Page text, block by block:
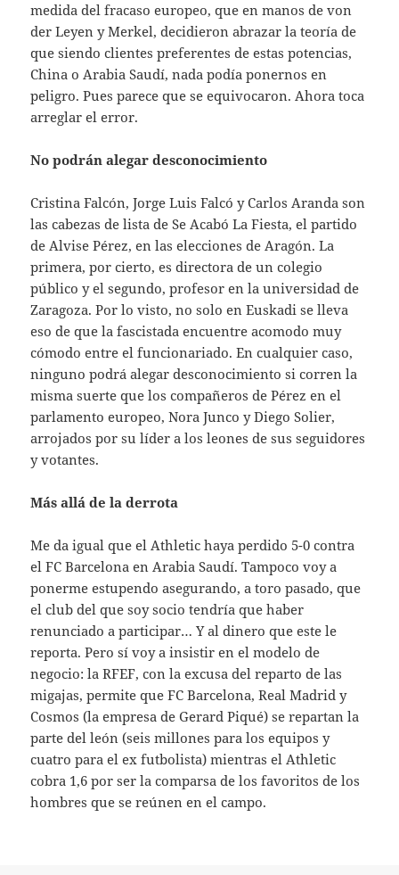
medida del fracaso europeo, que en manos de von
der Leyen y Merkel, decidieron abrazar la teoría de
que siendo clientes preferentes de estas potencias,
China o Arabia Saudí, nada podía ponernos en
peligro. Pues parece que se equivocaron. Ahora toca
arreglar el error.
No podrán alegar desconocimiento
Cristina Falcón, Jorge Luis Falcó y Carlos Aranda son
las cabezas de lista de Se Acabó La Fiesta, el partido
de Alvise Pérez, en las elecciones de Aragón. La
primera, por cierto, es directora de un colegio
público y el segundo, profesor en la universidad de
Zaragoza. Por lo visto, no solo en Euskadi se lleva
eso de que la fascistada encuentre acomodo muy
cómodo entre el funcionariado. En cualquier caso,
ninguno podrá alegar desconocimiento si corren la
misma suerte que los compañeros de Pérez en el
parlamento europeo, Nora Junco y Diego Solier,
arrojados por su líder a los leones de sus seguidores
y votantes.
Más allá de la derrota
Me da igual que el Athletic haya perdido 5-0 contra
el FC Barcelona en Arabia Saudí. Tampoco voy a
ponerme estupendo asegurando, a toro pasado, que
el club del que soy socio tendría que haber
renunciado a participar… Y al dinero que este le
reporta. Pero sí voy a insistir en el modelo de
negocio: la RFEF, con la excusa del reparto de las
migajas, permite que FC Barcelona, Real Madrid y
Cosmos (la empresa de Gerard Piqué) se repartan la
parte del león (seis millones para los equipos y
cuatro para el ex futbolista) mientras el Athletic
cobra 1,6 por ser la comparsa de los favoritos de los
hombres que se reúnen en el campo.